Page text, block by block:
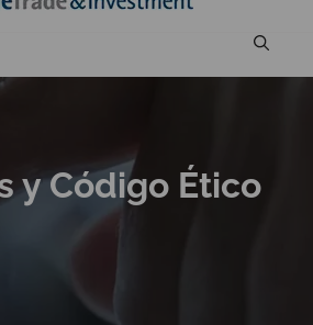
y Código Ético